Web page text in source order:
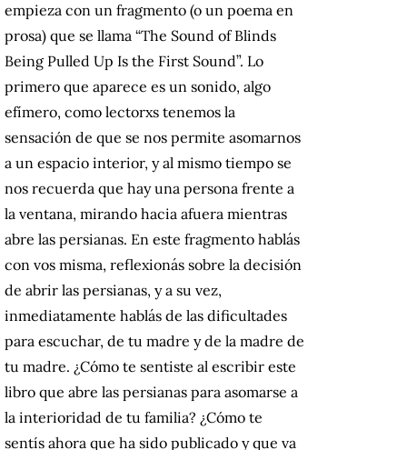
empieza con un fragmento (o un poema en
prosa) que se llama “The Sound of Blinds
Being Pulled Up Is the First Sound”. Lo
primero que aparece es un sonido, algo
efímero, como lectorxs tenemos la
sensación de que se nos permite asomarnos
a un espacio interior, y al mismo tiempo se
nos recuerda que hay una persona frente a
la ventana, mirando hacia afuera mientras
abre las persianas. En este fragmento hablás
con vos misma, reflexionás sobre la decisión
de abrir las persianas, y a su vez,
inmediatamente hablás de las dificultades
para escuchar, de tu madre y de la madre de
tu madre. ¿Cómo te sentiste al escribir este
libro que abre las persianas para asomarse a
la interioridad de tu familia? ¿Cómo te
sentís ahora que ha sido publicado y que va